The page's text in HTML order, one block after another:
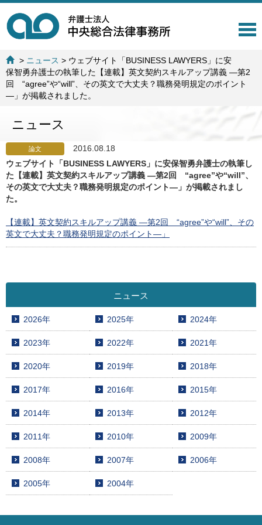
T
l
t
i
> ニュース > ウェブサイト「BUSINESS LAWYERS」に安
保智勇弁護士の執筆した【連載】英文契約スキルアップ講義 ―第2
回 “agree”や“will”、その英文で大丈夫？職務発明規定のポイント
―」が掲載されました。
ニュース
論文
2016.08.18
ウェブサイト「BUSINESS LAWYERS」に安保智勇弁護士の執筆し
た【連載】英文契約スキルアップ講義 ―第2回 “agree”や“will”、
その英文で大丈夫？職務発明規定のポイント―」が掲載されまし
た。
【連載】英文契約スキルアップ講義 ―第2回 “agree”や“will”、その
英文で大丈夫？職務発明規定のポイント―」
ニュース
2026年 2025年 2024年
2023年 2022年 2021年
2020年 2019年 2018年
2017年 2016年 2015年
2014年 2013年 2012年
2011年 2010年 2009年
2008年 2007年 2006年
2005年 2004年